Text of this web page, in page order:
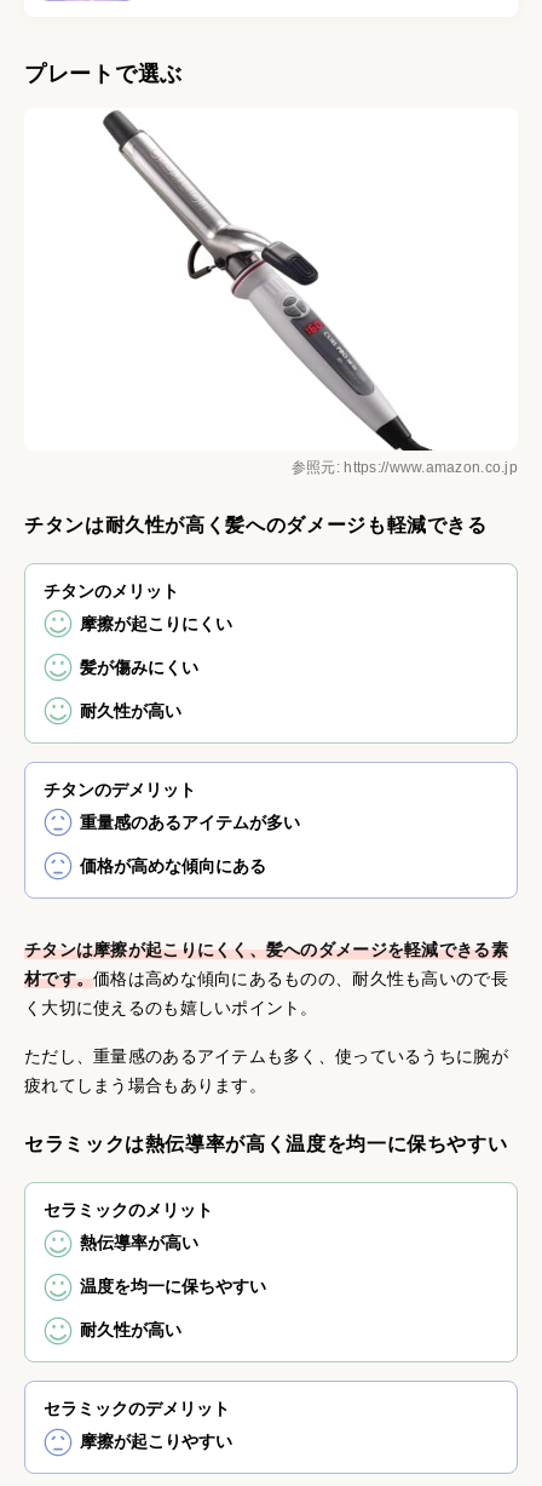
プレートで選ぶ
参照元: https://www.amazon.co.jp
チタンは耐久性が高く髪へのダメージも軽減できる
チタンのメリット
摩擦が起こりにくい
髪が傷みにくい
耐久性が高い
チタンのデメリット
重量感のあるアイテムが多い
価格が高めな傾向にある
チタンは摩擦が起こりにくく、髪へのダメージを軽減できる素
材です。価格は高めな傾向にあるものの、耐久性も高いので長
く大切に使えるのも嬉しいポイント。
ただし、重量感のあるアイテムも多く、使っているうちに腕が
疲れてしまう場合もあります。
セラミックは熱伝導率が高く温度を均一に保ちやすい
セラミックのメリット
熱伝導率が高い
温度を均一に保ちやすい
耐久性が高い
セラミックのデメリット
摩擦が起こりやすい